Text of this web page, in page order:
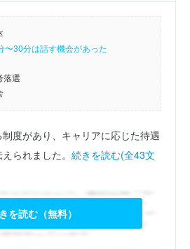
〜30分は話す機会があった
落選
度があり、キャリアに応じた待遇
られました。 続きを読む(全43文
を読む（無料）